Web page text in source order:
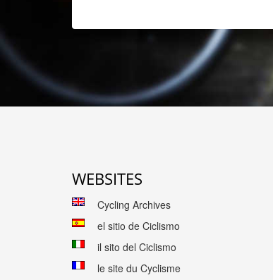
WEBSITES
Cycling Archives
el sitio de Ciclismo
il sito del Ciclismo
le site du Cyclisme